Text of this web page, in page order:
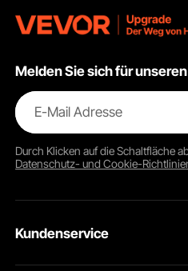
Melden Sie sich für
E-Mail Adresse
Durch Klicken auf die Schaltfläche
Datenschutz- und Cookie-
Kundenservice